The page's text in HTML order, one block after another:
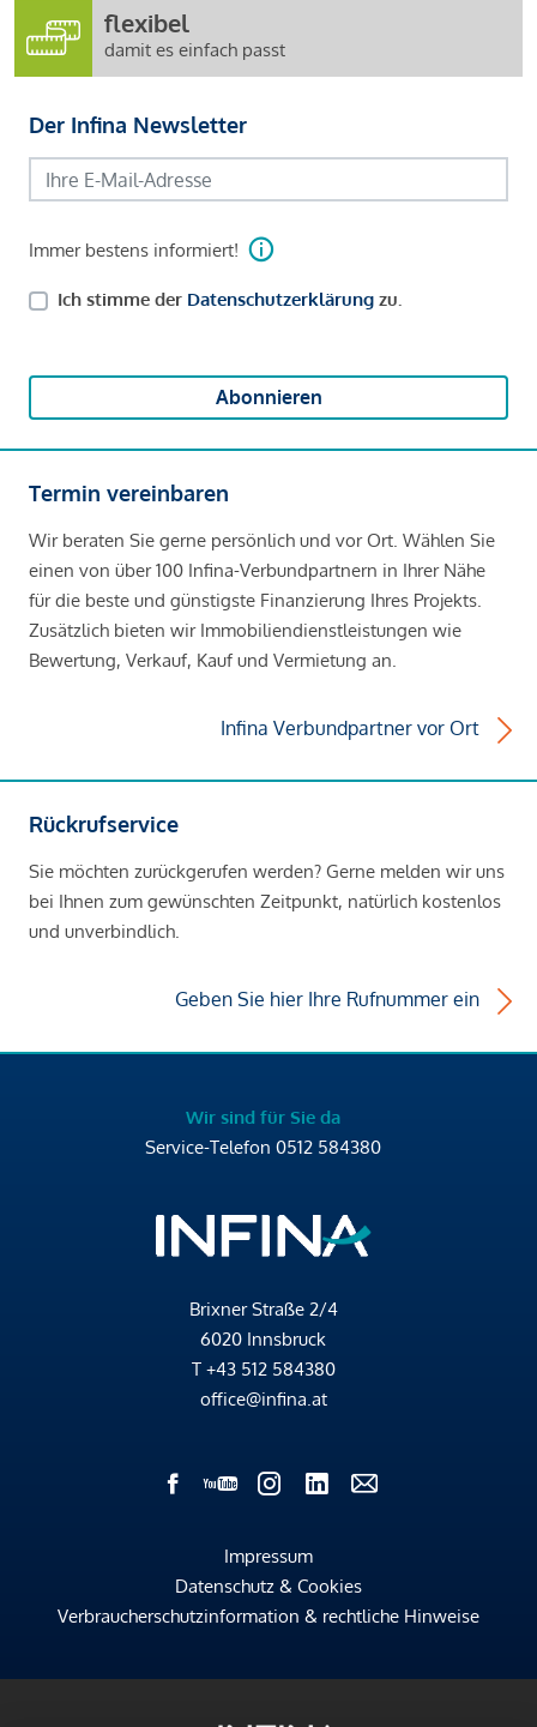
flexibel
damit es einfach passt
Der Infina Newsletter
Immer bestens informiert!
Ich stimme der Datenschutzerklärung zu.
Abonnieren
Termin vereinbaren
Wir beraten Sie gerne persönlich und vor Ort. Wählen Sie
einen von über 100 Infina-Verbundpartnern in Ihrer Nähe
für die beste und günstigste Finanzierung Ihres Projekts.
Zusätzlich bieten wir Immobiliendienstleistungen wie
Bewertung, Verkauf, Kauf und Vermietung an.
Infina Verbundpartner vor Ort
Rückrufservice
Sie möchten zurückgerufen werden? Gerne melden wir uns
bei Ihnen zum gewünschten Zeitpunkt, natürlich kostenlos
und unverbindlich.
Geben Sie hier Ihre Rufnummer ein
Wir sind für Sie da
Service-Telefon 0512 584380
Brixner Straße 2/4
6020 Innsbruck
T +43 512 584380
office@infina.at
Impressum
Datenschutz & Cookies
Verbraucherschutzinformation & rechtliche Hinweise